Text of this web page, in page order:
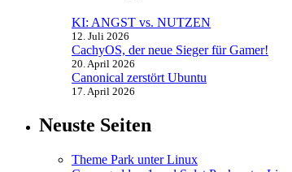
KI: ANGST vs. NUTZEN
12. Juli 2026
CachyOS, der neue Sieger für Gamer!
20. April 2026
Canonical zerstört Ubuntu
17. April 2026
Neuste Seiten
Theme Park unter Linux